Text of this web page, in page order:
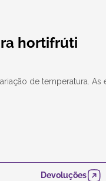
hortifrúti
de temperatura.
Devoluções